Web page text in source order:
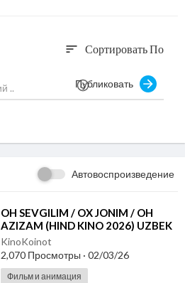
sort Сортировать По
Публиковать
Автовоспроизведение
⁣OH SEVGILIM / OX JONIM / OH
AZIZAM (HIND KINO 2026) UZBEK
TILIDA
KinoKoinot
2,070 Просмотры · 02/03/26
Фильм и анимация